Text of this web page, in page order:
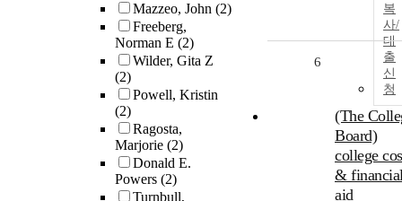
Mazzeo, John (2)
Freeberg,
Norman E (2)
Wilder, Gita Z
(2)
Powell, Kristin
(2)
Ragosta,
Marjorie (2)
Donald E.
Powers (2)
Turnbull,
복
사/
대
출
신
청
6
(The
Board)
college
&
aid